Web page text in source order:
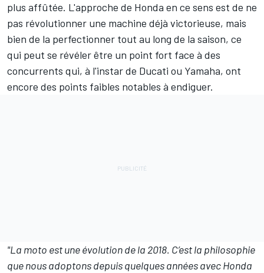
plus affûtée. L'approche de Honda en ce sens est de ne
pas révolutionner une machine déjà victorieuse, mais
bien de la perfectionner tout au long de la saison, ce
qui peut se révéler être un point fort face à des
concurrents qui, à l'instar de Ducati ou Yamaha, ont
encore des points faibles notables à endiguer.
"La moto est une évolution de la 2018. C’est la philosophie
que nous adoptons depuis quelques années avec Honda